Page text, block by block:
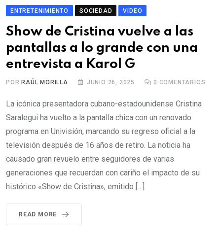
ENTRETENIMIENTO SOCIEDAD VIDEO
Show de Cristina vuelve a las
pantallas a lo grande con una
entrevista a Karol G
POR RAÚL MORILLA JUNIO 26, 2025 0 COMENTARIOS
La icónica presentadora cubano-estadounidense Cristina
Saralegui ha vuelto a la pantalla chica con un renovado
programa en Univisión, marcando su regreso oficial a la
televisión después de 16 años de retiro. La noticia ha
causado gran revuelo entre seguidores de varias
generaciones que recuerdan con cariño el impacto de su
histórico «Show de Cristina», emitido […]
READ MORE